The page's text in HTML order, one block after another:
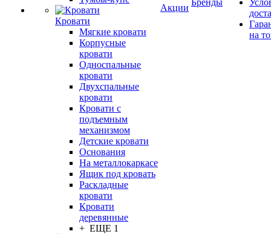
Кровати
Мягкие кровати
Корпусные
кровати
Односпальные
кровати
Двухспальные
кровати
Кровати с
подъемным
механизмом
Детские кровати
Основания
На металлокаркасе
Ящик под кровать
Раскладные
кровати
Кровати
деревянные
+ ЕЩЕ 1
Акции
Бренды
на